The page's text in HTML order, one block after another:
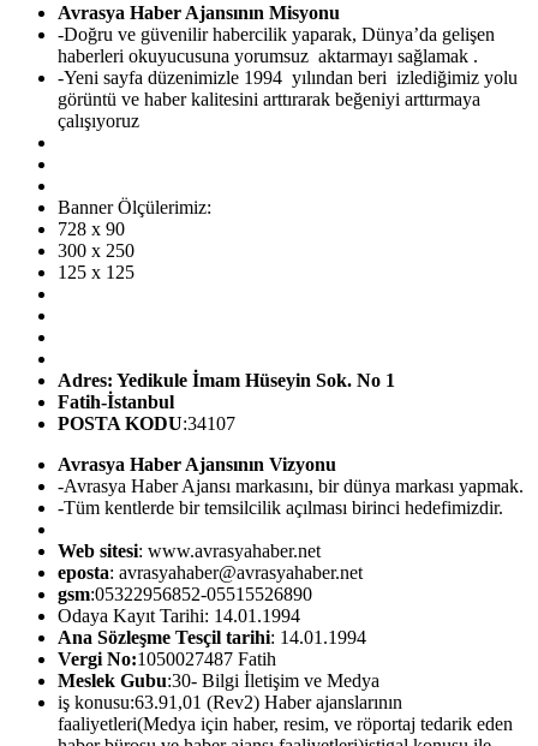
Avrasya Haber Ajansının Misyonu
-Doğru ve güvenilir habercilik yaparak, Dünya’da gelişen
haberleri okuyucusuna yorumsuz aktarmayı sağlamak .
-Yeni sayfa düzenimizle 1994 yılından beri izlediğimiz yolu
görüntü ve haber kalitesini arttırarak beğeniyi arttırmaya
çalışıyoruz
Banner Ölçülerimiz:
728 x 90
300 x 250
125 x 125
Adres: Yedikule İmam Hüseyin Sok. No 1
Fatih-İstanbul
POSTA KODU:34107
Avrasya Haber Ajansının Vizyonu
-Avrasya Haber Ajansı markasını, bir dünya markası yapmak.
-Tüm kentlerde bir temsilcilik açılması birinci hedefimizdir.
Web sitesi: www.avrasyahaber.net
eposta: avrasyahaber@avrasyahaber.net
gsm:05322956852-05515526890
Odaya Kayıt Tarihi: 14.01.1994
Ana Sözleşme Tesçil tarihi: 14.01.1994
Vergi No:1050027487 Fatih
Meslek Gubu:30- Bilgi İletişim ve Medya
iş konusu:63.91,01 (Rev2) Haber ajanslarının
faaliyetleri(Medya için haber, resim, ve röportaj tedarik eden